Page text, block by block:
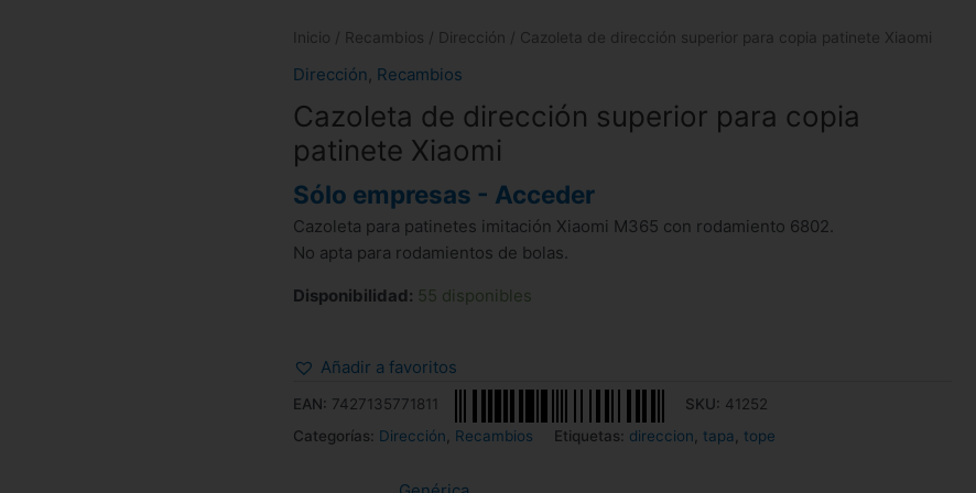
Inicio / Recambios / Dirección / Cazoleta de dirección superior para copia patinete Xiaomi
Dirección, Recambios
Cazoleta de dirección superior para copia
patinete Xiaomi
Sólo empresas - Acceder
Cazoleta para patinetes imitación Xiaomi M365 con rodamiento 6802.
No apta para rodamientos de bolas.
Disponibilidad: 55 disponibles
Añadir a favoritos
EAN: 7427135771811 SKU: 41252
Categorías: Dirección Recambios Etiquetas: direccion tapa tope